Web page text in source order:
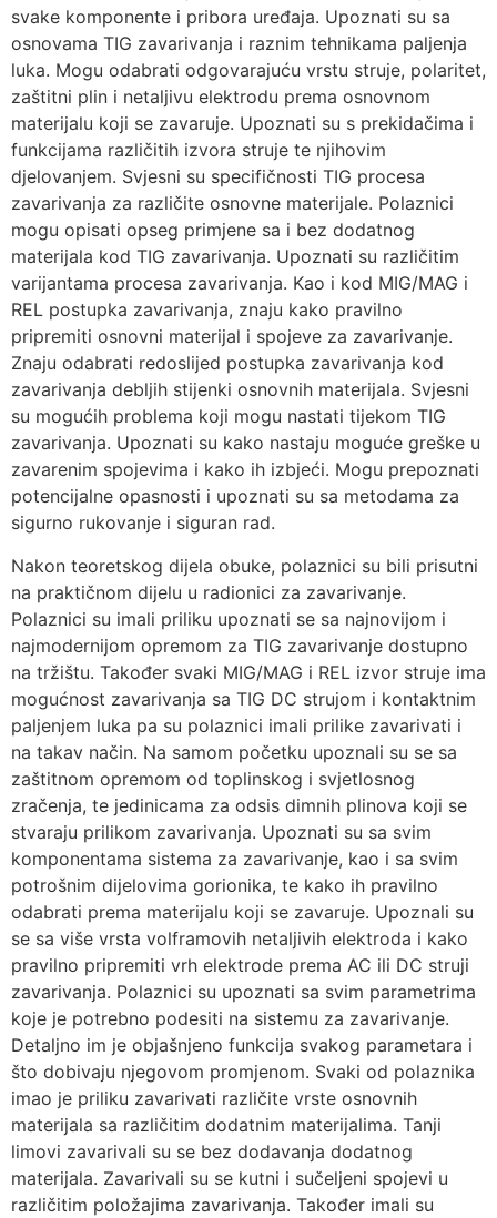
svake komponente i pribora uređaja. Upoznati su sa
osnovama TIG zavarivanja i raznim tehnikama paljenja
luka. Mogu odabrati odgovarajuću vrstu struje, polaritet,
zaštitni plin i netaljivu elektrodu prema osnovnom
materijalu koji se zavaruje. Upoznati su s prekidačima i
funkcijama različitih izvora struje te njihovim
djelovanjem. Svjesni su specifičnosti TIG procesa
zavarivanja za različite osnovne materijale. Polaznici
mogu opisati opseg primjene sa i bez dodatnog
materijala kod TIG zavarivanja. Upoznati su različitim
varijantama procesa zavarivanja. Kao i kod MIG/MAG i
REL postupka zavarivanja, znaju kako pravilno
pripremiti osnovni materijal i spojeve za zavarivanje.
Znaju odabrati redoslijed postupka zavarivanja kod
zavarivanja debljih stijenki osnovnih materijala. Svjesni
su mogućih problema koji mogu nastati tijekom TIG
zavarivanja. Upoznati su kako nastaju moguće greške u
zavarenim spojevima i kako ih izbjeći. Mogu prepoznati
potencijalne opasnosti i upoznati su sa metodama za
sigurno rukovanje i siguran rad.
Nakon teoretskog dijela obuke, polaznici su bili prisutni
na praktičnom dijelu u radionici za zavarivanje.
Polaznici su imali priliku upoznati se sa najnovijom i
najmodernijom opremom za TIG zavarivanje dostupno
na tržištu. Također svaki MIG/MAG i REL izvor struje ima
mogućnost zavarivanja sa TIG DC strujom i kontaktnim
paljenjem luka pa su polaznici imali prilike zavarivati i
na takav način. Na samom početku upoznali su se sa
zaštitnom opremom od toplinskog i svjetlosnog
zračenja, te jedinicama za odsis dimnih plinova koji se
stvaraju prilikom zavarivanja. Upoznati su sa svim
komponentama sistema za zavarivanje, kao i sa svim
potrošnim dijelovima gorionika, te kako ih pravilno
odabrati prema materijalu koji se zavaruje. Upoznali su
se sa više vrsta volframovih netaljivih elektroda i kako
pravilno pripremiti vrh elektrode prema AC ili DC struji
zavarivanja. Polaznici su upoznati sa svim parametrima
koje je potrebno podesiti na sistemu za zavarivanje.
Detaljno im je objašnjeno funkcija svakog parametara i
što dobivaju njegovom promjenom. Svaki od polaznika
imao je priliku zavarivati različite vrste osnovnih
materijala sa različitim dodatnim materijalima. Tanji
limovi zavarivali su se bez dodavanja dodatnog
materijala. Zavarivali su se kutni i sučeljeni spojevi u
različitim položajima zavarivanja. Također imali su